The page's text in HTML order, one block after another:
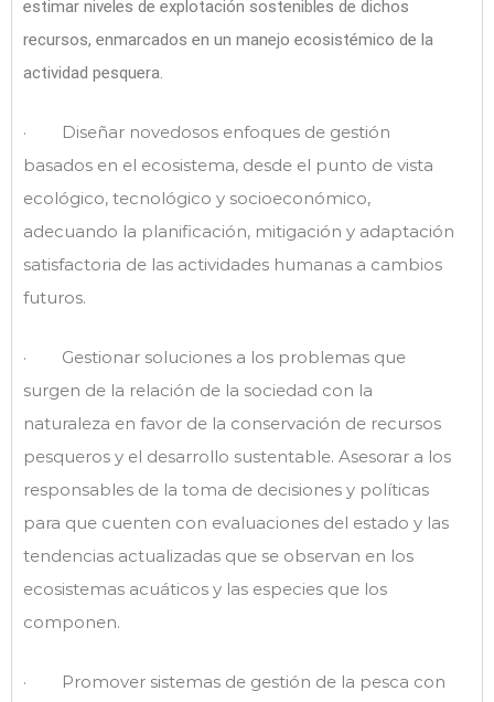
estimar niveles de explotación sostenibles de dichos
recursos, enmarcados en un manejo ecosistémico de la
actividad pesquera.
· Diseñar novedosos enfoques de gestión
basados en el ecosistema, desde el punto de vista
ecológico, tecnológico y socioeconómico,
adecuando la planificación, mitigación y adaptación
satisfactoria de las actividades humanas a cambios
futuros.
· Gestionar soluciones a los problemas que
surgen de la relación de la sociedad con la
naturaleza en favor de la conservación de recursos
pesqueros y el desarrollo sustentable. Asesorar a los
responsables de la toma de decisiones y políticas
para que cuenten con evaluaciones del estado y las
tendencias actualizadas que se observan en los
ecosistemas acuáticos y las especies que los
componen.
· Promover sistemas de gestión de la pesca con